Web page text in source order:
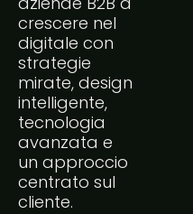
crescere nel
digitale con
strategie
mirate, design
intelligente,
tecnologia
avanzata e
un approccio
centrato sul
cliente.